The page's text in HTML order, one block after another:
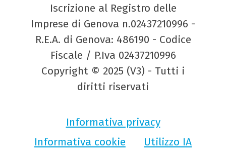
Iscrizione al Registro delle
Imprese di Genova n.02437210996 -
R.E.A. di Genova: 486190 - Codice
Fiscale / P.Iva 02437210996
Copyright © 2025 (V3) - Tutti i
diritti riservati
Informativa privacy
Informativa cookie
Utilizzo IA